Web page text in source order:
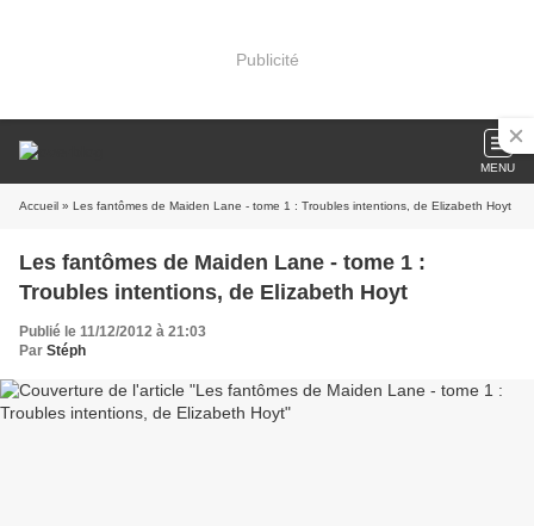
Publicité
MENU
Accueil » Les fantômes de Maiden Lane - tome 1 : Troubles intentions, de Elizabeth Hoyt
Les fantômes de Maiden Lane - tome 1 :
Troubles intentions, de Elizabeth Hoyt
Publié le 11/12/2012 à 21:03
Par Stéph